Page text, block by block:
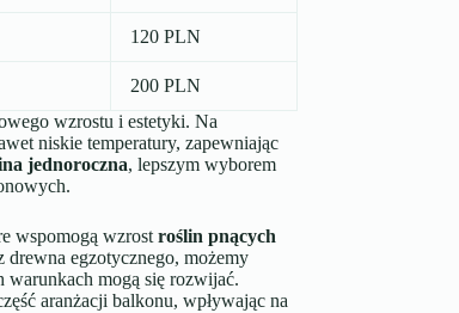
120 PLN
200 PLN
wzrostu i estetyki. Na
niskie temperatury, zapewniając
jednoroczna, lepszym wyborem
wspomogą wzrost roślin pnących
drewna egzotycznego, możemy
warunkach mogą się rozwijać.
aranżacji balkonu, wpływając na